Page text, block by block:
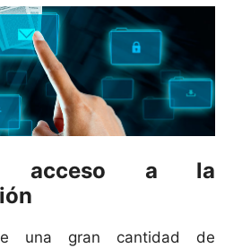
acceso a la
una gran cantidad de